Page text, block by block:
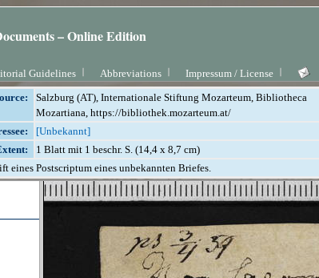
– Online Edition
Guidelines Abbreviations Impressum / License
Salzburg (AT), Internationale Stiftung Mozarteum, Bibliotheca
Mozartiana, https://bibliothek.mozarteum.at/
[Unbekannt]
1 Blatt mit 1 beschr. S. (14,4 x 8,7 cm)
eines Postscriptum eines unbekannten Briefes.